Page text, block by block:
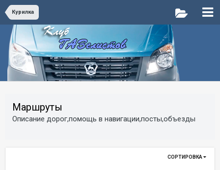
Курилка
Маршруты
Описание дорог,помощь в навигации,посты,объезды
СОРТИРОВКА